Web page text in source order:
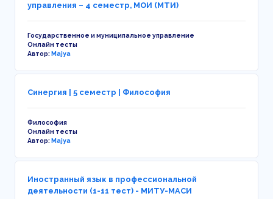
управления – 4 семестр, МОИ (МТИ)
Государственное и муниципальное управление
Онлайн тесты
Автор:Majya
Синергия | 5 семестр | Философия
Философия
Онлайн тесты
Автор:Majya
Иностранный язык в профессиональной
деятельности (1-11 тест) - МИТУ-МАСИ